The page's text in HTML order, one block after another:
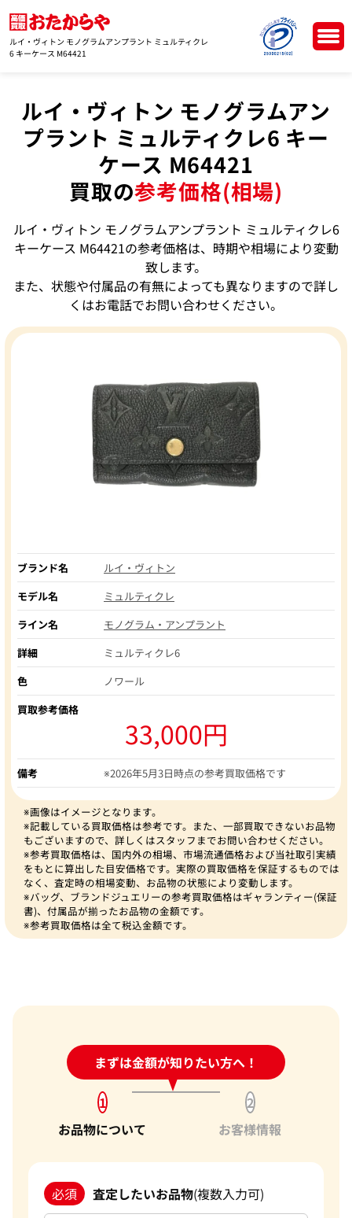
ルイ・ヴィトン モノグラムアンプラント ミュルティクレ
6 キーケース M64421
ルイ・ヴィトン モノグラムアン
プラント ミュルティクレ6 キー
ケース M64421
買取の参考価格(相場)
ルイ・ヴィトン モノグラムアンプラント ミュルティクレ6
キーケース M64421の参考価格は、時期や相場により変動
致します。
また、状態や付属品の有無によっても異なりますので詳し
くはお電話でお問い合わせください。
ブランド名
ルイ・ヴィトン
モデル名
ミュルティクレ
ライン名
モノグラム・アンプラント
詳細
ミュルティクレ6
色
ノワール
買取参考価格
33,000円
備考 ※2026年5月3日時点の参考買取価格です
※画像はイメージとなります。
※記載している買取価格は参考です。また、一部買取できないお品物
もございますので、詳しくはスタッフまでお問い合わせください。
※参考買取価格は、国内外の相場、市場流通価格および当社取引実績
をもとに算出した目安価格です。実際の買取価格を保証するものでは
なく、査定時の相場変動、お品物の状態により変動します。
※バッグ、ブランドジュエリーの参考買取価格はギャランティー(保証
書)、付属品が揃ったお品物の金額です。
※参考買取価格は全て税込金額です。
まずは金額が知りたい方へ！
24時間受付中!問い合わせフォーム
1
お品物について
2
お客様情報
必須 査定したいお品物(複数入力可)